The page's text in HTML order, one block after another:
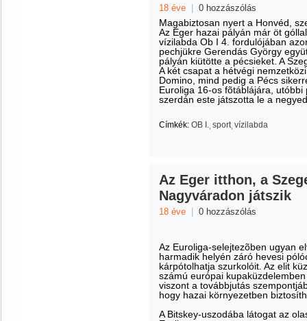
18 éve 0 hozzászólás
Magabiztosan nyert a Honvéd,
Az Eger hazai pályán már öt
vízilabda Ob I 4. fordulójában
pechjükre Gerendás György
pályán kiütötte a pécsieket. A
A két csapat a hétvégi
Domino, mind pedig a Pécs
Euroliga 16-os fõtáblájára,
szerdán este játszotta le a
Címkék: OB I. sport vízilabda
Az Eger itthon, a
Nagyváradon játszik
18 éve 0 hozzászólás
Az Euroliga-selejtezõben ugyan
harmadik helyén záró hevesi
kárpótolhatja szurkolóit. Az elit
számú európai
viszont a továbbjutás
hogy hazai környezetben
A Bitskey-uszodába látogat az